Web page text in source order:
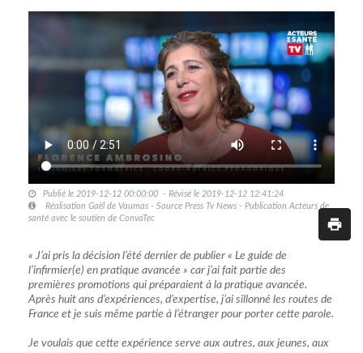
Publié le 2019-12-12 00:00:00 - Révisé le 2019-12-12 12:41:24
Réalisation Gaël de Vaumas - Source Press Tv News - Publication Acteurs de
santé avec le soutien de ConvaTec
« J’ai pris la décision l’été dernier de publier « Le guide de
l’infirmier(e) en pratique avancée » car j’ai fait partie des
premières promotions qui préparaient à la pratique avancée.
Après huit ans d’expériences, d’expertise, j’ai sillonné les routes de
France et je suis même partie à l’étranger pour porter cette parole.
Je voulais que cette expérience serve aux autres, aux jeunes, aux